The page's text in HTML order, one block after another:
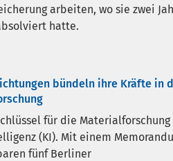
arbeiten, wo sie zwei
hatte.
bündeln ihre Kräfte in
für die Materialforschung
(KI). Mit einem
fünf Berliner